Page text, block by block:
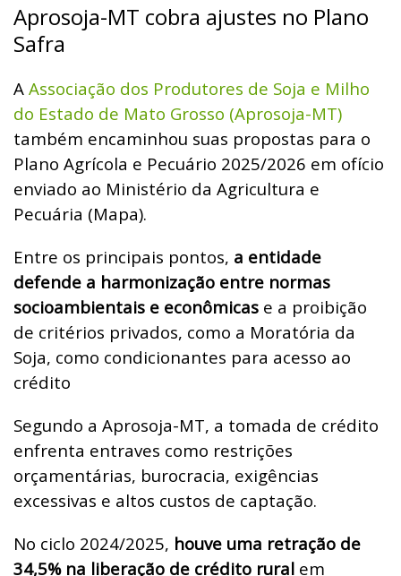
Aprosoja-MT cobra ajustes no Plano
Safra
A Associação dos Produtores de Soja e Milho
do Estado de Mato Grosso (Aprosoja-MT)
também encaminhou suas propostas para o
Plano Agrícola e Pecuário 2025/2026 em ofício
enviado ao Ministério da Agricultura e
Pecuária (Mapa).
Entre os principais pontos, a entidade
defende a harmonização entre normas
socioambientais e econômicas e a proibição
de critérios privados, como a Moratória da
Soja, como condicionantes para acesso ao
crédito
Segundo a Aprosoja-MT, a tomada de crédito
enfrenta entraves como restrições
orçamentárias, burocracia, exigências
excessivas e altos custos de captação.
No ciclo 2024/2025, houve uma retração de
34,5% na liberação de crédito rural em